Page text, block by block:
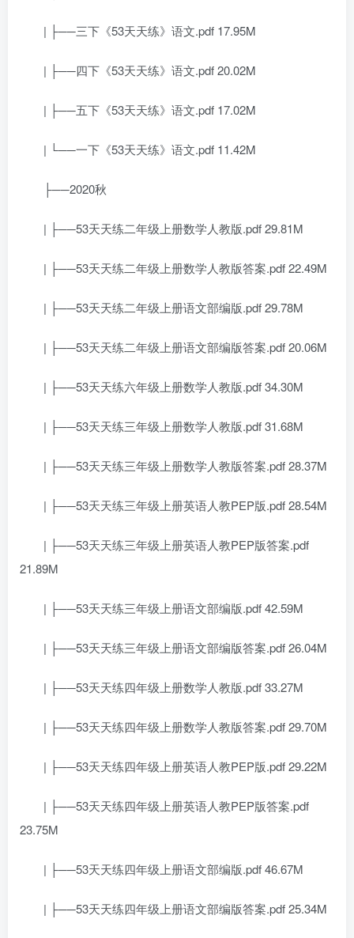
| ├──三下《53天天练》语文.pdf 17.95M
| ├──四下《53天天练》语文.pdf 20.02M
| ├──五下《53天天练》语文.pdf 17.02M
| └──一下《53天天练》语文.pdf 11.42M
├──2020秋
| ├──53天天练二年级上册数学人教版.pdf 29.81M
| ├──53天天练二年级上册数学人教版答案.pdf 22.49M
| ├──53天天练二年级上册语文部编版.pdf 29.78M
| ├──53天天练二年级上册语文部编版答案.pdf 20.06M
| ├──53天天练六年级上册数学人教版.pdf 34.30M
| ├──53天天练三年级上册数学人教版.pdf 31.68M
| ├──53天天练三年级上册数学人教版答案.pdf 28.37M
| ├──53天天练三年级上册英语人教PEP版.pdf 28.54M
| ├──53天天练三年级上册英语人教PEP版答案.pdf
21.89M
| ├──53天天练三年级上册语文部编版.pdf 42.59M
| ├──53天天练三年级上册语文部编版答案.pdf 26.04M
| ├──53天天练四年级上册数学人教版.pdf 33.27M
| ├──53天天练四年级上册数学人教版答案.pdf 29.70M
| ├──53天天练四年级上册英语人教PEP版.pdf 29.22M
| ├──53天天练四年级上册英语人教PEP版答案.pdf
23.75M
| ├──53天天练四年级上册语文部编版.pdf 46.67M
| ├──53天天练四年级上册语文部编版答案.pdf 25.34M